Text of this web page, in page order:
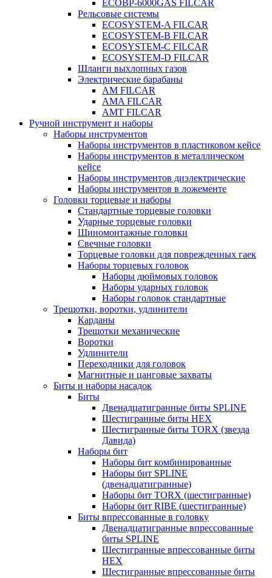
ECOBP-6000GAS FILCAR
Рельсовые системы
ECOSYSTEM-A FILCAR
ECOSYSTEM-B FILCAR
ECOSYSTEM-C FILCAR
ECOSYSTEM-D FILCAR
Шланги выхлопных газов
Электрические барабаны
AM FILCAR
AMA FILCAR
AMT FILCAR
Ручной инструмент и наборы
Наборы инструментов
Наборы инструментов в пластиковом кейсе
Наборы инструментов в металлическом
кейсе
Наборы инструментов диэлектрические
Наборы инструментов в ложементе
Головки торцевые и наборы
Стандартные торцевые головки
Ударные торцевые головки
Шиномонтажные головки
Свечные головки
Торцевые головки для поврежденных гаек
Наборы торцевых головок
Наборы дюймовых головок
Наборы ударных головок
Наборы головок стандартные
Трещотки, воротки, удлинители
Карданы
Трещотки механические
Воротки
Удлинители
Переходники для головок
Магнитные и цанговые захваты
Биты и наборы насадок
Биты
Двенадцатигранные биты SPLINE
Шестигранные биты HEX
Шестигранные биты TORX (звезда
Давида)
Наборы бит
Наборы бит комбинированные
Наборы бит SPLINE
(двенадцатигранные)
Наборы бит TORX (шестигранные)
Наборы бит RIBE (шестигранные)
Биты впрессованные в головку
Двенадцатигранные впрессованные
биты SPLINE
Шестигранные впрессованные биты
HEX
Шестигранные впрессованные биты